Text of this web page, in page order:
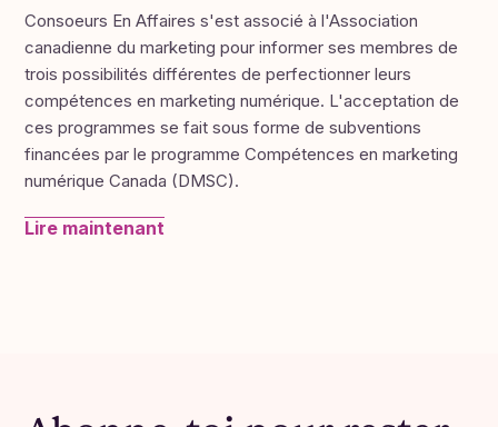
que l'année dernière - hourra ! 🎉), les résultats
de 172 participantes révèlent que Consoeurs en
Affaires est une communauté de femmes
entrepreneures dynamiques et diversifiées qui
tracent leur propre chemin dans l'est de l'Ontario
et au-delà.
VOICI CE QU'ON A APPRIS :
Consoeurs En Affaires s'est associé à l'Association
canadienne du marketing pour informer ses membres de
trois possibilités différentes de perfectionner leurs
compétences en marketing numérique. L'acceptation de
ces programmes se fait sous forme de subventions
financées par le programme Compétences en marketing
numérique Canada (DMSC).
Lire maintenant